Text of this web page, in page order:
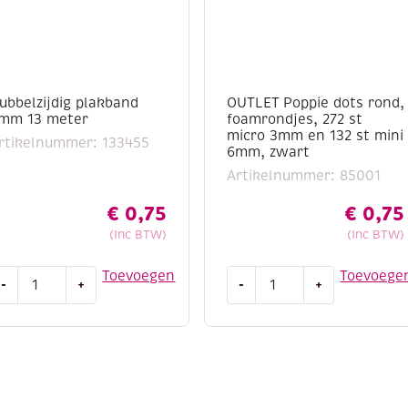
plakband
13 meter
133455
€ 0,75
(Inc BTW)
Toevoegen
- +
OUTLET Poppie dots rond,
foamrondjes, 272 st
micro 3mm en 132 st mini
6mm, zwart
Artikelnummer: 85001
€ 0,75
(Inc BTW)
- +